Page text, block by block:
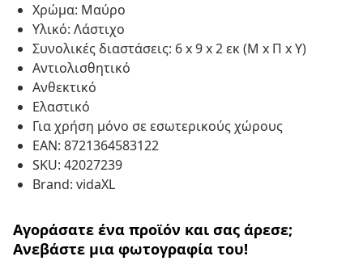
Χρώμα: Μαύρο
Υλικό: Λάστιχο
Συνολικές διαστάσεις: 6 x 9 x 2 εκ (Μ x Π x Υ)
Αντιολισθητικό
Ανθεκτικό
Ελαστικό
Για χρήση μόνο σε εσωτερικούς χώρους
EAN: 8721364583122
SKU: 42027239
Brand: vidaXL
Αγοράσατε ένα προϊόν και σας άρεσε;
Ανεβάστε μια φωτογραφία του!